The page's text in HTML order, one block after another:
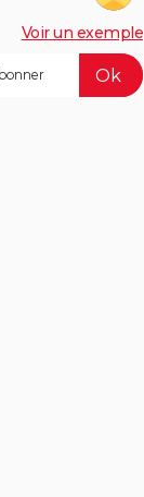
Voir un exemple